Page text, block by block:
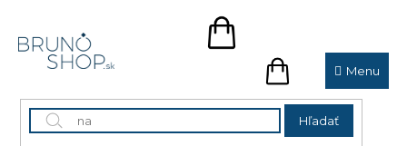
obsah
Hľadať
NÁKUPNÝ
NÁKUPNÝ
KOŠÍK